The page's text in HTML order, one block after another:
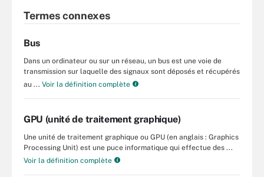
Termes connexes
Bus
Dans un ordinateur ou sur un réseau, un bus est une voie de
transmission sur laquelle des signaux sont déposés et récupérés
au ... Voir la définition complète
GPU (unité de traitement graphique)
Une unité de traitement graphique ou GPU (en anglais : Graphics
Processing Unit) est une puce informatique qui effectue des ...
Voir la définition complète